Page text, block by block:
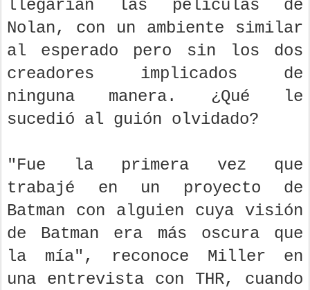
llegarían las películas de
Nolan, con un ambiente similar
al esperado pero sin los dos
creadores implicados de
ninguna manera. ¿Qué le
sucedió al guión olvidado?
"Fue la primera vez que
trabajé en un proyecto de
Batman con alguien cuya visión
de Batman era más oscura que
la mía", reconoce Miller en
una entrevista con THR, cuando